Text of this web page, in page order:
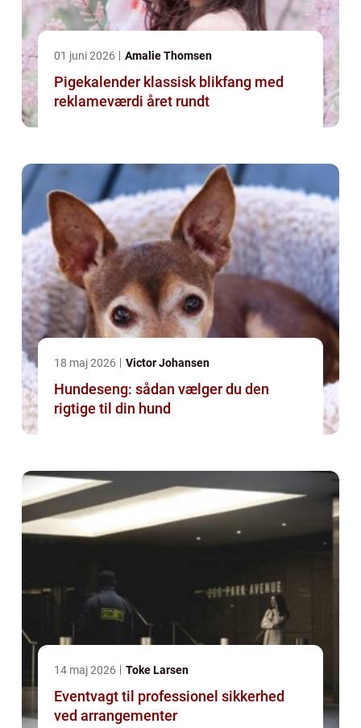
01 juni 2026 Amalie Thomsen
Pigekalender klassisk blikfang med
reklameværdi året rundt
18 maj 2026 Victor Johansen
Hundeseng: sådan vælger du den
rigtige til din hund
14 maj 2026 Toke Larsen
Eventvagt til professionel sikkerhed
ved arrangementer